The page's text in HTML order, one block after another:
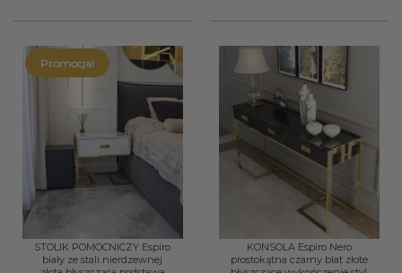
5299,00 zł
Promocja!
STOLIK POMOCNICZY Espiro
biały ze stali nierdzewnej
KONSOLA Espiro Nero
prostokątna czarny blat złote